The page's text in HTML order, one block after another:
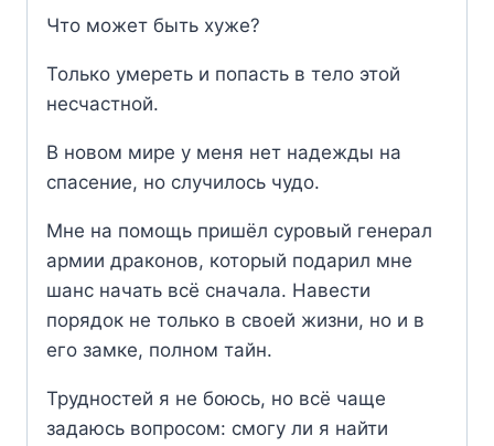
Что может быть хуже?
Только умереть и попасть в тело этой
несчастной.
В новом мире у меня нет надежды на
спасение, но случилось чудо.
Мне на помощь пришёл суровый генерал
армии драконов, который подарил мне
шанс начать всё сначала. Навести
порядок не только в своей жизни, но и в
его замке, полном тайн.
Трудностей я не боюсь, но всё чаще
задаюсь вопросом: смогу ли я найти